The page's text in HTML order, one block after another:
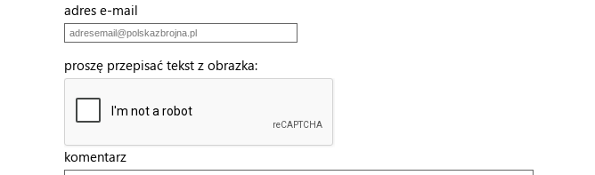
adres e-mail
proszę przepisać tekst z obrazka:
komentarz